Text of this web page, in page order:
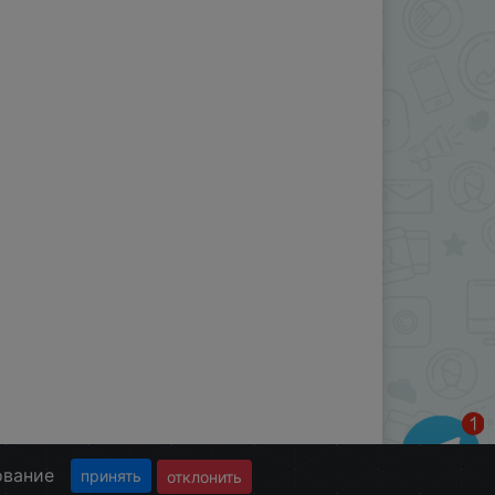
принять отклонить